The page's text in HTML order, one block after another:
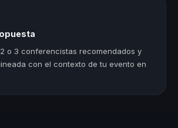
o 3 conferencistas recomendados y
con el contexto de tu evento en